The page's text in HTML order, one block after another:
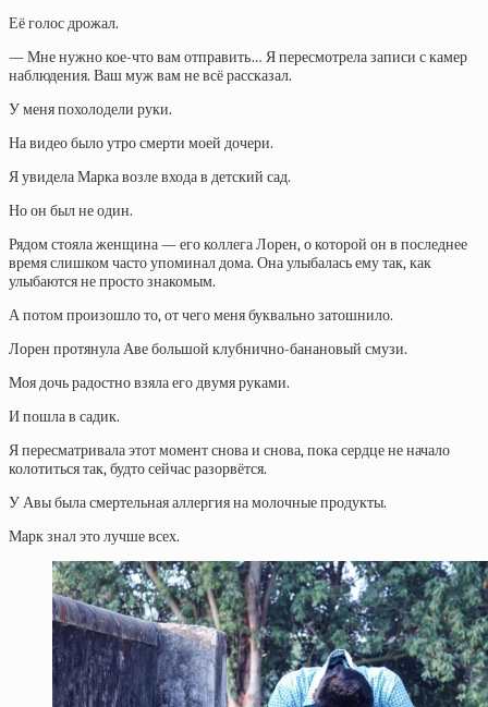
Её голос дрожал.
— Мне нужно кое-что вам отправить… Я пересмотрела записи с камер
наблюдения. Ваш муж вам не всё рассказал.
У меня похолодели руки.
На видео было утро смерти моей дочери.
Я увидела Марка возле входа в детский сад.
Но он был не один.
Рядом стояла женщина — его коллега Лорен, о которой он в последнее
время слишком часто упоминал дома. Она улыбалась ему так, как
улыбаются не просто знакомым.
А потом произошло то, от чего меня буквально затошнило.
Лорен протянула Аве большой клубнично-банановый смузи.
Моя дочь радостно взяла его двумя руками.
И пошла в садик.
Я пересматривала этот момент снова и снова, пока сердце не начало
колотиться так, будто сейчас разорвётся.
У Авы была смертельная аллергия на молочные продукты.
Марк знал это лучше всех.